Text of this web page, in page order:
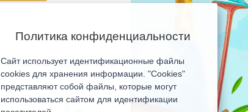
Мобильная версия сайта
Политика конфиденциальности
Сайт использует идентификационные файлы
cookies для хранения информации. "Cookies"
представляют собой файлы, которые могут
использоваться сайтом для идентификации